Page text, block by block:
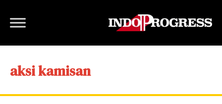
aksi kamisan